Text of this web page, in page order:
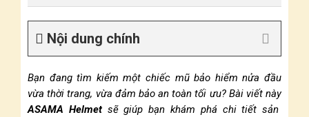
Nội dung chính
Bạn đang tìm kiếm một chiếc mũ bảo hiểm nửa đầu
vừa thời trang, vừa đảm bảo an toàn tối ưu? Bài viết này
ASAMA Helmet sẽ giúp bạn khám phá chi tiết sản